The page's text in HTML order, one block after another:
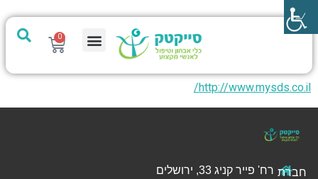
0
http://www.mysds.co.il/
רח' פייר קניג 33, ירושלים חברת